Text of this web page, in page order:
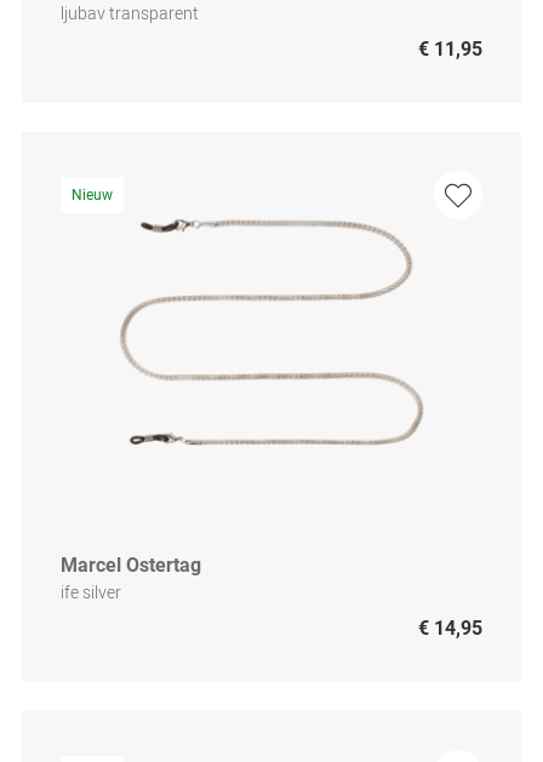
ljubav transparent
€ 11,95
Nieuw
Marcel Ostertag
ife silver
€ 14,95